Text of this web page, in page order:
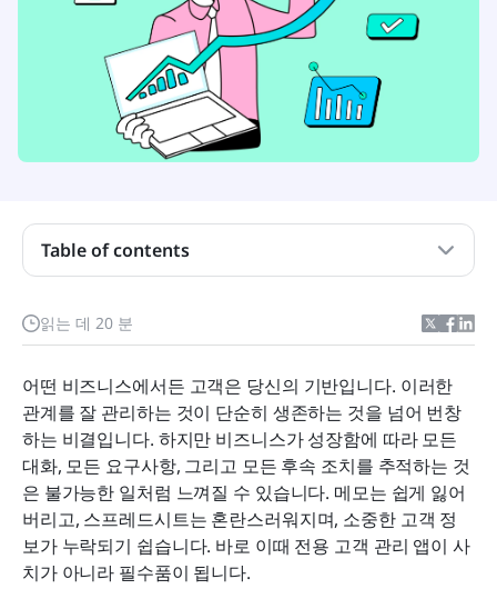
읽는 데 20 분
어떤 비즈니스에서든 고객은 당신의 기반입니다. 이러한
관계를 잘 관리하는 것이 단순히 생존하는 것을 넘어 번창
하는 비결입니다. 하지만 비즈니스가 성장함에 따라 모든
대화, 모든 요구사항, 그리고 모든 후속 조치를 추적하는 것
은 불가능한 일처럼 느껴질 수 있습니다. 메모는 쉽게 잃어
버리고, 스프레드시트는 혼란스러워지며, 소중한 고객 정
보가 누락되기 쉽습니다. 바로 이때 전용 고객 관리 앱이 사
치가 아니라 필수품이 됩니다.
Table of contents
클라이언트 관리 앱이란 무엇인가요?
2026년 비즈니스를 위한 최고의 8가지 고객 관리 앱
클라이언트 관리 앱 선택을 위한 팁
결론
자주 묻는 질문
관련 읽기